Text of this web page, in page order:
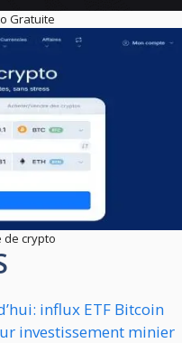
Gratuite
de crypto
influx ETF Bitcoin
investissement minier